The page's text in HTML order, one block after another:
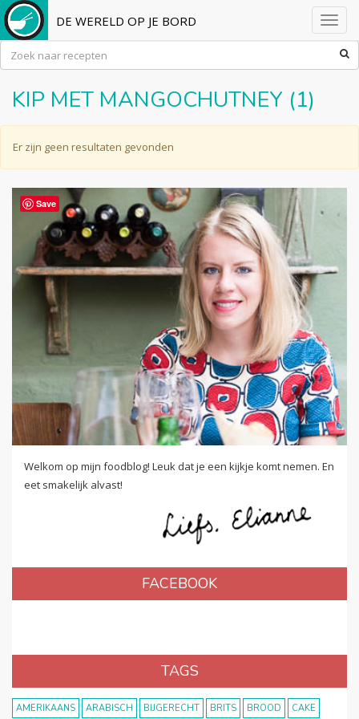
DE WERELD OP JE BORD
KIP MET MANGOCHUTNEY (1)
Er zijn geen resultaten gevonden
Welkom op mijn foodblog! Leuk dat je een kijkje komt nemen. En
eet smakelijk alvast!
FACEBOOK
TAGS
AMERIKAANS ARABISCH BIJGERECHT BRITS BROOD CAKE
Save